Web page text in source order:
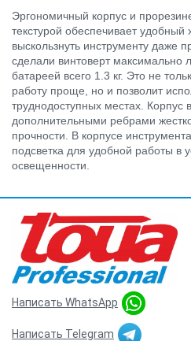
Эргономичный корпус и
текстурой обеспечивает удобный
выскользнуть инструменту даже
сделали винтоверт максимально
батареей всего 1.3 кг. Это не
работу проще, но и позволит
труднодоступных местах. Корпус
дополнительными ребрами
прочности. В корпусе
подсветка для удобной работы в
освещенности.
Написать WhatsApp
Написать Telegram